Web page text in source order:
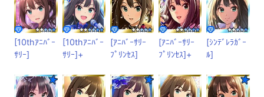
[10thｱﾆﾊﾞｰ
ｻﾘｰ]
[10thｱﾆﾊﾞｰ
ｻﾘｰ]+
[ｱﾆﾊﾞｰｻﾘｰ
ﾌﾟﾘﾝｾｽ]
[ｱﾆﾊﾞｰｻﾘｰ
ﾌﾟﾘﾝｾｽ]+
[ｼﾝﾃﾞﾚﾗｶﾞｰ
ﾙ]